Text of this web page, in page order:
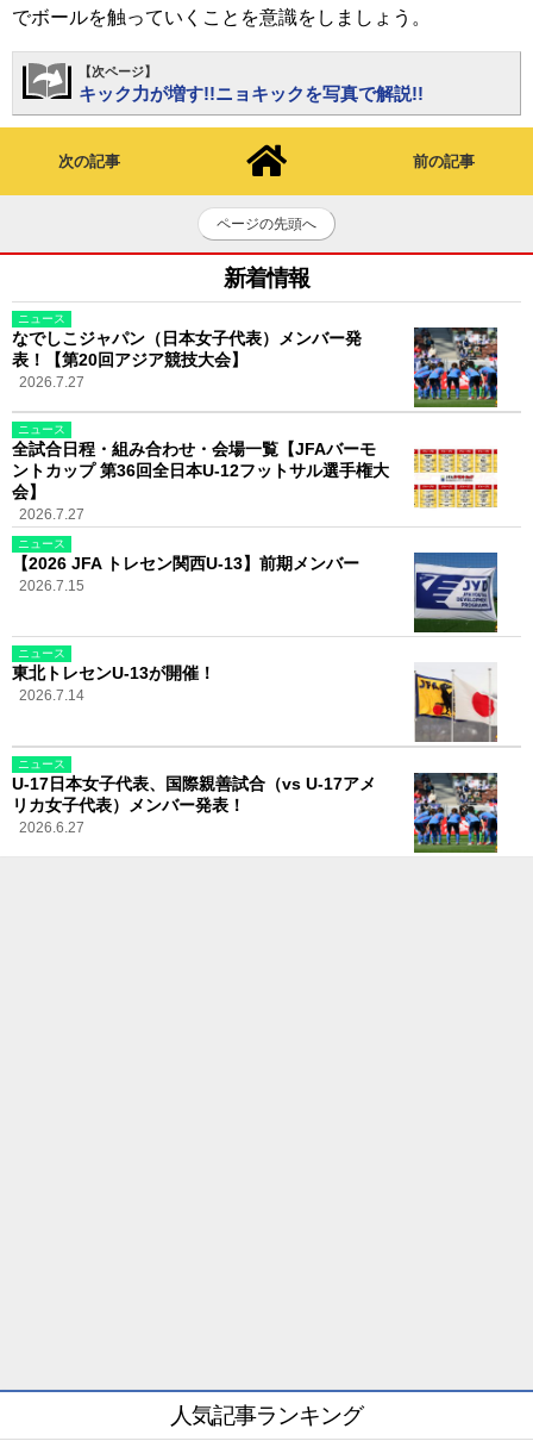
でボールを触っていくことを意識をしましょう。
【次ページ】
キック力が増す!!ニョキックを写真で解説!!
次の記事 前の記事
ページの先頭へ
新着情報
ニュース
なでしこジャパン（日本女子代表）メンバー発
表！【第20回アジア競技大会】
2026.7.27
ニュース
全試合日程・組み合わせ・会場一覧【JFAバーモ
ントカップ 第36回全日本U-12フットサル選手権大
会】
2026.7.27
ニュース
【2026 JFA トレセン関西U-13】前期メンバー
2026.7.15
ニュース
東北トレセンU-13が開催！
2026.7.14
ニュース
U-17日本女子代表、国際親善試合（vs U-17アメ
リカ女子代表）メンバー発表！
2026.6.27
人気記事ランキング